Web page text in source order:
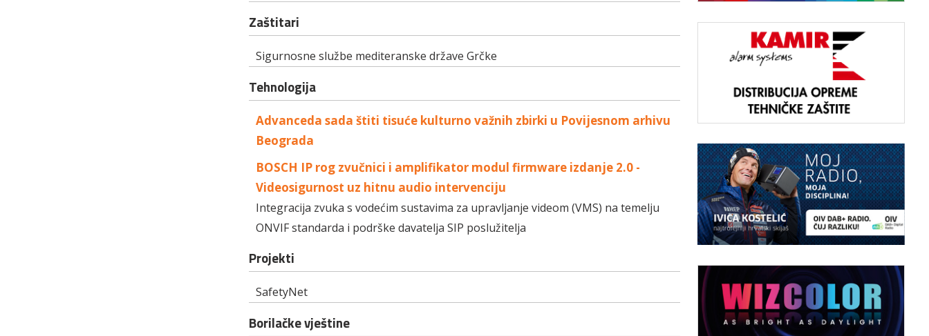
Zaštitari
Sigurnosne službe mediteranske države Grčke
Tehnologija
Advanceda sada štiti tisuće kulturno važnih zbirki u Povijesnom arhivu
Beograda
BOSCH IP rog zvučnici i amplifikator modul firmware izdanje 2.0 -
Videosigurnost uz hitnu audio intervenciju
Integracija zvuka s vodećim sustavima za upravljanje videom (VMS) na temelju
ONVIF standarda i podrške davatelja SIP poslužitelja
Projekti
SafetyNet
Borilačke vještine